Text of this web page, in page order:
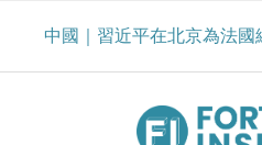
中國｜習近平在北京為法